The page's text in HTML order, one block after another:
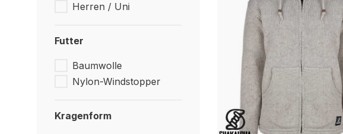
Herren / Uni
Futter
Baumwolle
Nylon-Windstopper
Kragenform